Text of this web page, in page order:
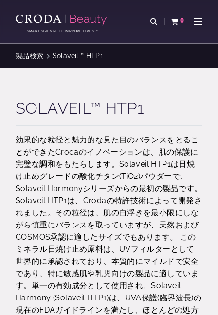
ン
を
ー
ス
SMART SCIENCE TO IMPROVE LIVES™
検索を開く
0
カートを確認す
ナビ
製品検索 Solaveil™ HTP1
SOLAVEIL™ HTP1
効果的な粒径と魅力的な見た目のバランスをとるこ
とができたCrodaのイノベーションは、肌の保護に
完璧な調和をもたらします。Solaveil HTP1は日焼
け止めグレードの酸化チタン(TiO2)パウダーで、
Solaveil Harmonyシリーズからの最初の製品です。
Solaveil HTP1は、Crodaの特許技術によって開発さ
れました。その粒径は、肌の白浮きを最小限にしな
がら慎重にバランスを取っていますが、天然および
COSMOS承認に適したサイズでもあります。 この
ミネラル日焼け止め原料は、UVフィルターとして
世界的に承認されており、本質的にマイルドで安全
であり、特に敏感肌や乳児向けの製品に適していま
す。単一の有効成分として使用され、Solaveil
Harmony (Solaveil HTP1)は、UVA保護(臨界波長)の
現在のFDAガイドラインを満たし、ほとんどの処方